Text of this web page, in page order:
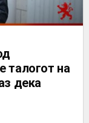
талогот на
дека